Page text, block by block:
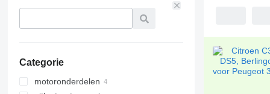
Categorie
motoronderdelen